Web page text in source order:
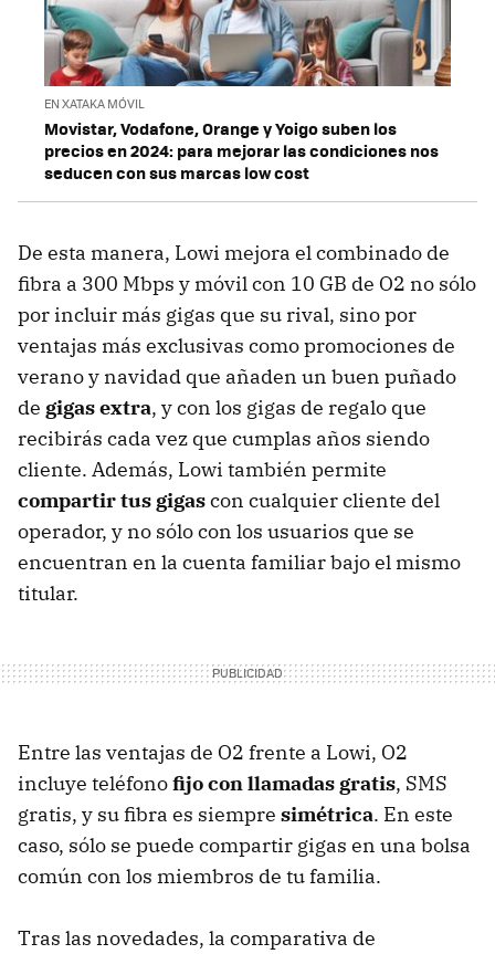
EN XATAKA MÓVIL
Movistar, Vodafone, Orange y Yoigo suben los
precios en 2024: para mejorar las condiciones nos
seducen con sus marcas low cost
De esta manera, Lowi mejora el combinado de
fibra a 300 Mbps y móvil con 10 GB de O2 no sólo
por incluir más gigas que su rival, sino por
ventajas más exclusivas como promociones de
verano y navidad que añaden un buen puñado
de gigas extra, y con los gigas de regalo que
recibirás cada vez que cumplas años siendo
cliente. Además, Lowi también permite
compartir tus gigascon cualquier cliente del
operador, y no sólo con los usuarios que se
encuentran en la cuenta familiar bajo el mismo
titular.
Entre las ventajas de O2 frente a Lowi, O2
incluye teléfonofijo con llamadas gratis, SMS
gratis, y su fibra es siempre simétrica. En este
caso, sólo se puede compartir gigas en una bolsa
común con los miembros de tu familia.
Tras las novedades, la comparativa de